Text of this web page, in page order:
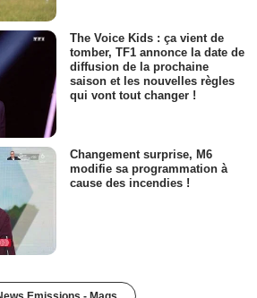
The Voice Kids : ça vient de
tomber, TF1 annonce la date de
diffusion de la prochaine
saison et les nouvelles règles
qui vont tout changer !
Changement surprise, M6
modifie sa programmation à
cause des incendies !